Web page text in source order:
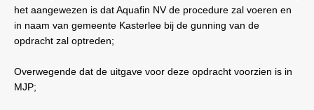
het aangewezen is dat Aquafin NV de procedure zal voeren en
in naam van gemeente Kasterlee bij de gunning van de
opdracht zal optreden;
Overwegende dat de uitgave voor deze opdracht voorzien is in
MJP;